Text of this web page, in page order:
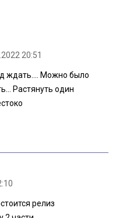
20:51
ждать…. Можно было
Растянуть один
релиз